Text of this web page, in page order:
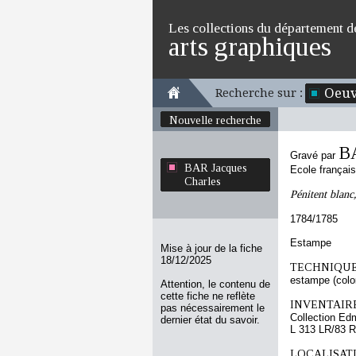
Les collections du département
arts graphiques
Recherche sur :
Nouvelle recherche
BAR Jacques
Charles
Mise à jour de la fiche
18/12/2025
Attention, le contenu de
cette fiche ne reflète
pas nécessairement le
dernier état du savoir.
Gravé par
Ecole
Pénitent
1784/1785
Estampe
estampe
Collection
L 313 LR/83